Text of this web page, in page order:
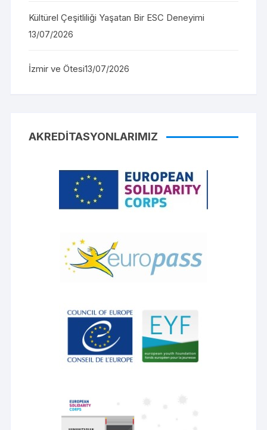
Kültürel Çeşitliliği Yaşatan Bir ESC Deneyimi
13/07/2026
İzmir ve Ötesi13/07/2026
AKREDITASYONLARIMIZ